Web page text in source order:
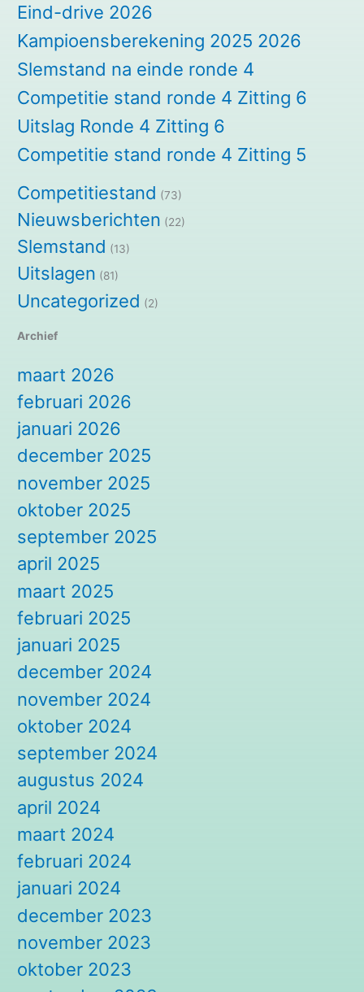
Eind-drive 2026
Kampioensberekening 2025 2026
Slemstand na einde ronde 4
Competitie stand ronde 4 Zitting 6
Uitslag Ronde 4 Zitting 6
Competitie stand ronde 4 Zitting 5
Competitiestand (73)
Nieuwsberichten (22)
Slemstand (13)
Uitslagen (81)
Uncategorized (2)
Archief
maart 2026
februari 2026
januari 2026
december 2025
november 2025
oktober 2025
september 2025
april 2025
maart 2025
februari 2025
januari 2025
december 2024
november 2024
oktober 2024
september 2024
augustus 2024
april 2024
maart 2024
februari 2024
januari 2024
december 2023
november 2023
oktober 2023